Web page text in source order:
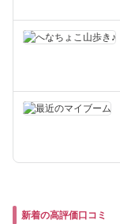
新着の高評価口コミ